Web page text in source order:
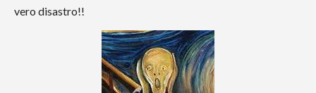
vero disastro!!